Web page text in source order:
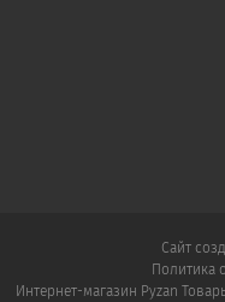
Сайт
Политика
Интернет-магазин Pyzan